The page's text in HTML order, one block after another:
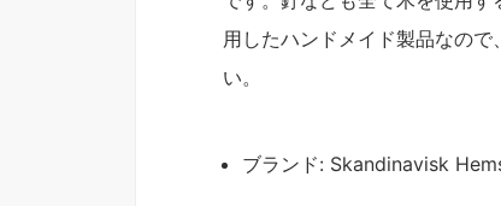
用したハンドメイド製品なの
い。
ブランド: Skandinavisk